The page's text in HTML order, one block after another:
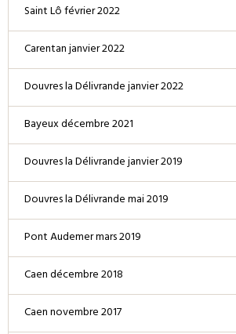
Saint Lô février 2022
Carentan janvier 2022
Douvres la Délivrande janvier 2022
Bayeux décembre 2021
Douvres la Délivrande janvier 2019
Douvres la Délivrande mai 2019
Pont Audemer mars 2019
Caen décembre 2018
Caen novembre 2017